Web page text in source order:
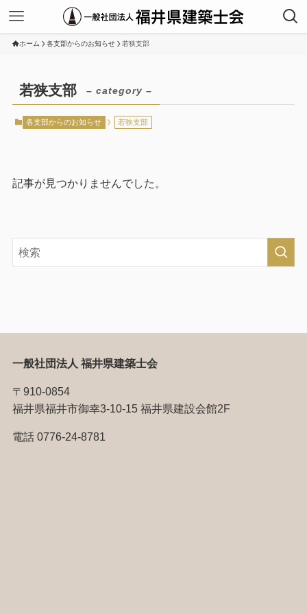
ホーム 各支部からのお知らせ 若狭支部
若狭支部 – category –
各支部からのお知らせ 若狭支部
記事が見つかりませんでした。
一般社団法人 福井県建築士会
〒910-0854
福井県福井市御幸3-10-15 福井県建設会館2F
電話 0776-24-8781